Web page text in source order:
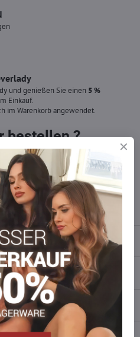
und genießen Sie einen 5 %
Einkauf.
im Warenkorb angewendet.
bestellen ?
wir füllen die Ware für Sie